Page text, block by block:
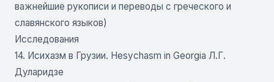
важнейшие рукописи и переводы с греческого и
славянского языков)
Исследования
14. Исихазм в Грузии. Hesychasm in Georgia Л.Г.
Дуларидзе